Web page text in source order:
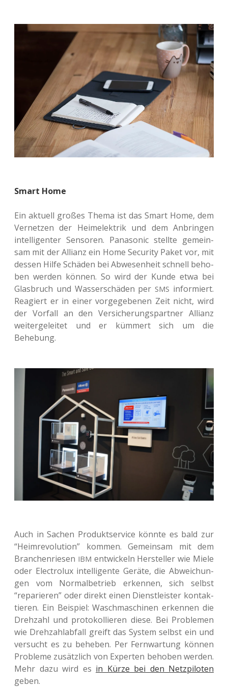
Smart Home
Ein aktu­ell großes Thema ist das Smart Home, dem
Ver­net­zen der Heim­elek­trik und dem Anbrin­gen
intel­li­gen­ter Sen­so­ren. Pana­so­nic stell­te gemein­
sam mit der Alli­anz ein Home Secu­ri­ty Paket vor, mit
dessen Hilfe Schä­den bei Abwe­sen­heit schnell beho­
ben werden können. So wird der Kunde etwa bei
Glas­bruch und Was­ser­schä­den per SMS infor­miert.
Reagiert er in einer vor­ge­ge­be­nen Zeit nicht, wird
der Vor­fall an den Ver­si­che­rungs­part­ner Alli­anz
wei­ter­ge­lei­tet und er küm­mert sich um die
Behebung.
Auch in Sachen Pro­dukt­ser­vice könnte es bald zur
“Heim­re­vo­lu­ti­on” kommen. Gemein­sam mit dem
Bran­chen­rie­sen IBM ent­wi­ckeln Her­stel­ler wie Miele
oder Elec­tro­lux intel­li­gen­te Geräte, die Abwei­chun­
gen vom Nor­mal­be­trieb erken­nen, sich selbst
“repa­rie­ren” oder direkt einen Dienst­leis­ter kon­tak­
tie­ren. Ein Bei­spiel: Wasch­ma­schi­nen erken­nen die
Dreh­zahl und pro­to­kol­lie­ren diese. Bei Pro­ble­men
wie Dreh­zahl­ab­fall greift das System selbst ein und
ver­sucht es zu behe­ben. Per Fern­war­tung können
Pro­ble­me zusätz­lich von Exper­ten beho­ben werden.
Mehr dazu wird es in Kürze bei den Netz­pi­lo­ten
geben.